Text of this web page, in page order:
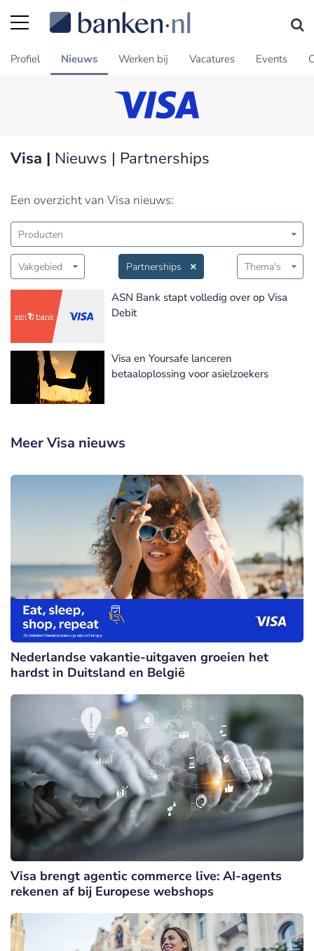
Profiel Nieuws Werken bij Vacatures Events
Visa | Nieuws | Partnerships
Een overzicht van Visa nieuws:
Producten
Vakgebied Partnerships Thema's
ASN Bank stapt volledig over op Visa
Debit
Visa en Yoursafe lanceren
betaaloplossing voor asielzoekers
Meer Visa nieuws
Nederlandse vakantie-uitgaven groeien het
hardst in Duitsland en België
Visa brengt agentic commerce live: AI-agents
rekenen af bij Europese webshops